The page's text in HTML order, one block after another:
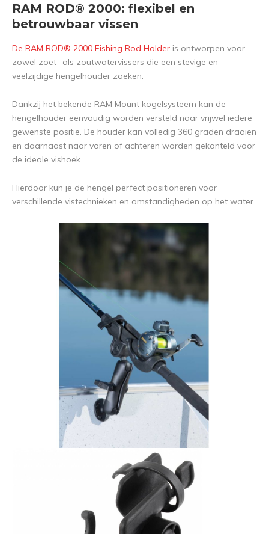
RAM ROD® 2000: flexibel en
betrouwbaar vissen
De RAM ROD® 2000 Fishing Rod Holder is ontworpen voor
zowel zoet- als zoutwatervissers die een stevige en
veelzijdige hengelhouder zoeken.
Dankzij het bekende RAM Mount kogelsysteem kan de
hengelhouder eenvoudig worden versteld naar vrijwel iedere
gewenste positie. De houder kan volledig 360 graden draaien
en daarnaast naar voren of achteren worden gekanteld voor
de ideale vishoek.
Hierdoor kun je de hengel perfect positioneren voor
verschillende vistechnieken en omstandigheden op het water.